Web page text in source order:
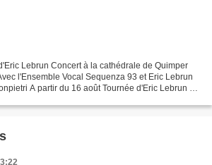
Lebrun Concert à la cathédrale de Quimper
l'Ensemble Vocal Sequenza 93 et Eric Lebrun
A partir du 16 août Tournée d'Eric Lebrun au